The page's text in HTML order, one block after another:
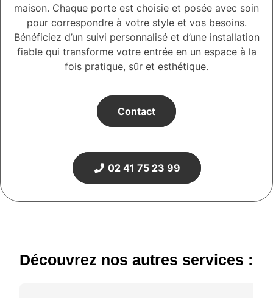
maison. Chaque porte est choisie et posée avec soin
pour correspondre à votre style et vos besoins.
Bénéficiez d’un suivi personnalisé et d’une installation
fiable qui transforme votre entrée en un espace à la
fois pratique, sûr et esthétique.
Contact
02 41 75 23 99
Découvrez nos autres services :